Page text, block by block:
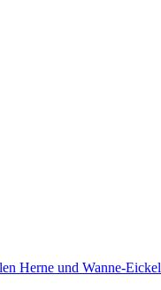
Herne und Wanne-Eickel